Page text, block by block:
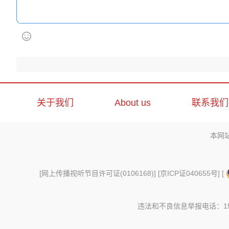
关于我们 About us 联系我们
本网
[网上传播视听节目许可证(0106168)] [京ICP证040655号] [
违法和不良信息举报电话：